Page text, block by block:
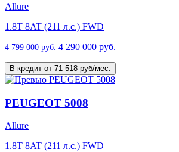
Allure
1.8T 8AT (211 л.с.) FWD
4 799 000 руб. 4 290 000 руб.
В кредит от 71 518 руб/мес.
PEUGEOT 5008
Allure
1.8T 8AT (211 л.с.) FWD